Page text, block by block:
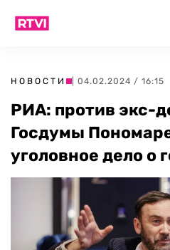
НОВОСТИ | 04.02.2024 / 16:15
РИА: против экс-
Госдумы
уголовное дело о